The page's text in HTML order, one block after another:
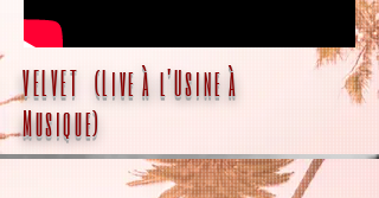
VELVET (Live à l'Usine à
Musique)